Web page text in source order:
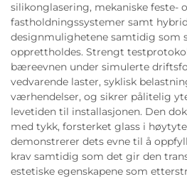
silikonglasering, mekaniske feste-
fastholdningssystemer samt
designmulighetene samtidig som
opprettholdes. Strengt
bæreevnen under simulerte
vedvarende laster, syklisk
værhendelser, og sikrer pålitelig
levetiden til installasjonen. Den
med tykk, forsterket glass i
demonstrerer dets evne til å
krav samtidig som det gir den
estetiske egenskapene som